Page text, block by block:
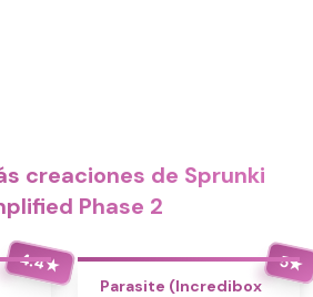
creaciones de Sprunki
Phase 2
4.4★ 5★
Parasite (Incredibox